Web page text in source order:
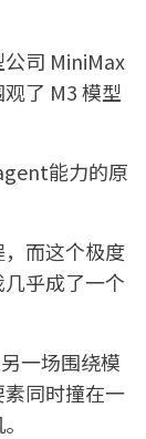
司 MiniMax
了 M3 模型
能力的原
而这个极度
乎成了一个
一场围绕模
同时撞在一